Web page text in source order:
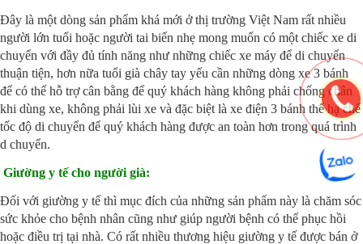
Đây là một dòng sản phẩm khá mới ở thị trường Việt Nam rất nhiều
người lớn tuổi hoặc người tai biến nhẹ mong muốn có một chiếc xe di
chuyển với đầy đủ tính năng như những chiếc xe máy để di chuyển
thuận tiện, hơn nữa tuổi già chây tay yếu cần những dòng xe 3 bánh
để có thể hỗ trợ cân bằng để quý khách hàng không phải chống chân
khi dùng xe, không phải lùi xe và đặc biệt là xe điện 3 bánh thể hạ chế
tốc độ di chuyển để quý khách hàng được an toàn hơn trong quá trình
d chuyển.
Giường y tế cho người già:
Đối với giường y tế thì mục đích của những sản phẩm này là chăm sóc
sức khỏe cho bệnh nhân cũng như giúp người bệnh có thể phục hồi
hoặc điều trị tại nhà. Có rất nhiều thương hiệu giường y tế được bán ở